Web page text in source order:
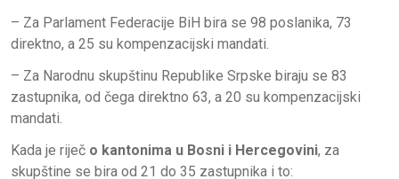
– Za Parlament Federacije BiH bira se 98 poslanika, 73
direktno, a 25 su kompenzacijski mandati.
– Za Narodnu skupštinu Republike Srpske biraju se 83
zastupnika, od čega direktno 63, a 20 su kompenzacijski
mandati.
Kada je riječ o kantonima u Bosni i Hercegovini, za
skupštine se bira od 21 do 35 zastupnika i to: